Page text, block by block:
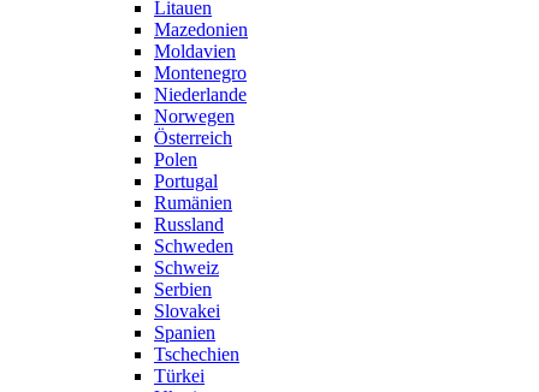
Litauen
Mazedonien
Moldavien
Montenegro
Niederlande
Norwegen
Österreich
Polen
Portugal
Rumänien
Russland
Schweden
Schweiz
Serbien
Slovakei
Spanien
Tschechien
Türkei